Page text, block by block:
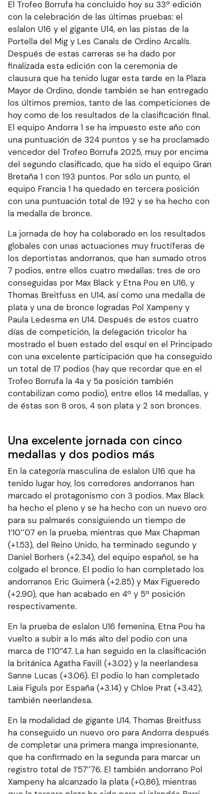
El Trofeo Borrufa ha concluido hoy su 33ª edición
con la celebración de las últimas pruebas: el
eslalon U16 y el gigante U14, en las pistas de la
Portella del Mig y Les Canals de Ordino Arcalís.
Después de estas carreras se ha dado por
finalizada esta edición con la ceremonia de
clausura que ha tenido lugar esta tarde en la Plaza
Mayor de Ordino, donde también se han entregado
los últimos premios, tanto de las competiciones de
hoy como de los resultados de la clasificación final.
El equipo Andorra 1 se ha impuesto este año con
una puntuación de 324 puntos y se ha proclamado
vencedor del Trofeo Borrufa 2025, muy por encima
del segundo clasificado, que ha sido el equipo Gran
Bretaña 1 con 193 puntos. Por sólo un punto, el
equipo Francia 1 ha quedado en tercera posición
con una puntuación total de 192 y se ha hecho con
la medalla de bronce.
La jornada de hoy ha colaborado en los resultados
globales con unas actuaciones muy fructíferas de
los deportistas andorranos, que han sumado otros
7 podios, entre ellos cuatro medallas: tres de oro
conseguidas por Max Black y Etna Pou en U16, y
Thomas Breitfuss en U14, así como una medalla de
plata y una de bronce logradas Pol Xampeny y
Paula Ledesma en U14. Después de estos cuatro
días de competición, la delegación tricolor ha
mostrado el buen estado del esquí en el Principado
con una excelente participación que ha conseguido
un total de 17 podios (hay que recordar que en el
Trofeo Borrufa la 4a y 5a posición también
contabilizan como podio), entre ellos 14 medallas, y
de éstas son 8 oros, 4 son plata y 2 son bronces.
Una excelente jornada con cinco
medallas y dos podios más
En la categoría masculina de eslalon U16 que ha
tenido lugar hoy, los corredores andorranos han
marcado el protagonismo con 3 podios. Max Black
ha hecho el pleno y se ha hecho con un nuevo oro
para su palmarés consiguiendo un tiempo de
1’10’’07 en la prueba, mientras que Max Chapman
(+1.53), del Reino Unido, ha terminado segundo y
Daniel Borhers (+2.34), del equipo español, se ha
colgado el bronce. El podio lo han completado los
andorranos Eric Guimerà (+2.85) y Max Figueredo
(+2.90), que han acabado en 4ª y 5ª posición
respectivamente.
En la prueba de eslalon U16 femenina, Etna Pou ha
vuelto a subir a lo más alto del podio con una
marca de 1’10”47. La han seguido en la clasificación
la británica Agatha Favill (+3.02) y la neerlandesa
Sanne Lucas (+3.06). El podio lo han completado
Laia Figuls por España (+3.14) y Chloe Prat (+3.42),
también neerlandesa.
En la modalidad de gigante U14, Thomas Breitfuss
ha conseguido un nuevo oro para Andorra después
de completar una primera manga impresionante,
que ha confirmado en la segunda para marcar un
registro total de 1’57’’76. El también andorrano Pol
Xampeny ha alcanzado la plata (+0,86), mientras